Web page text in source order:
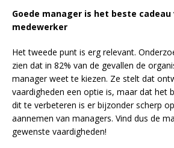
Goede manager is het beste cadeau
medewerker
Het tweede punt is erg relevant.
zien dat in 82% van de gevallen de
manager weet te kiezen. Ze stelt dat
vaardigheden een optie is, maar dat het
dit te verbeteren is er bijzonder scherp
aannemen van managers. Vind dus de
gewenste vaardigheden!